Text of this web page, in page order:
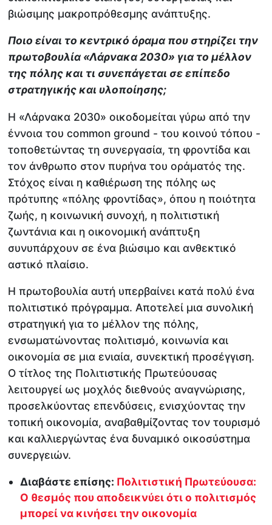
βιώσιμης μακροπρόθεσμης ανάπτυξης.
Ποιο είναι το κεντρικό όραμα που στηρίζει την
πρωτοβουλία «Λάρνακα 2030» για το μέλλον
της πόλης και τι συνεπάγεται σε επίπεδο
στρατηγικής και υλοποίησης;
Η «Λάρνακα 2030» οικοδομείται γύρω από την
έννοια του common ground - του κοινού τόπου -
τοποθετώντας τη συνεργασία, τη φροντίδα και
τον άνθρωπο στον πυρήνα του οράματός της.
Στόχος είναι η καθιέρωση της πόλης ως
πρότυπης «πόλης φροντίδας», όπου η ποιότητα
ζωής, η κοινωνική συνοχή, η πολιτιστική
ζωντάνια και η οικονομική ανάπτυξη
συνυπάρχουν σε ένα βιώσιμο και ανθεκτικό
αστικό πλαίσιο.
Η πρωτοβουλία αυτή υπερβαίνει κατά πολύ ένα
πολιτιστικό πρόγραμμα. Αποτελεί μια συνολική
στρατηγική για το μέλλον της πόλης,
ενσωματώνοντας πολιτισμό, κοινωνία και
οικονομία σε μια ενιαία, συνεκτική προσέγγιση.
Ο τίτλος της Πολιτιστικής Πρωτεύουσας
λειτουργεί ως μοχλός διεθνούς αναγνώρισης,
προσελκύοντας επενδύσεις, ενισχύοντας την
τοπική οικονομία, αναβαθμίζοντας τον τουρισμό
και καλλιεργώντας ένα δυναμικό οικοσύστημα
συνεργειών.
Διαβάστε επίσης: Πολιτιστική Πρωτεύουσα:
Ο θεσμός που αποδεικνύει ότι ο πολιτισμός
μπορεί να κινήσει την οικονομία